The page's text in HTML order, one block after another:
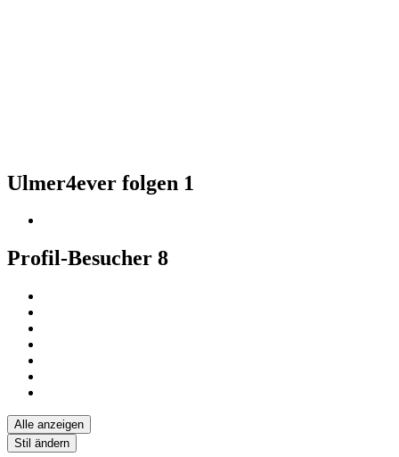
Ulmer4ever folgen 1
Profil-Besucher 8
Alle anzeigen
Stil ändern